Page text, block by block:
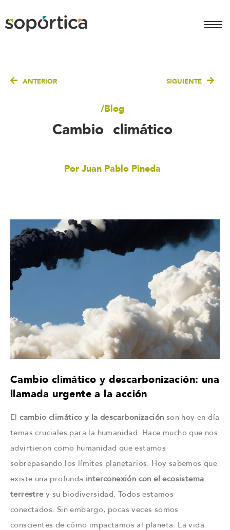
ANTERIOR SIGUIENTE
/Blog
Cambio climático
Juan Pablo Pineda
Cambio climático y descarbonización: una
llamada urgente a la acción
Elcambio climático y la descarbonización son hoy en día
temas cruciales para la humanidad. Hace mucho que nos
advirtieron como humanidad que estamos
sobrepasando los límites planetarios. Hoy sabemos que
existe una profunda interconexión con el ecosistema
terrestrey su biodiversidad. Todos estamos
conectados. Sin embargo, pocas veces somos
conscientes de cómo impactamos al planeta. La vida